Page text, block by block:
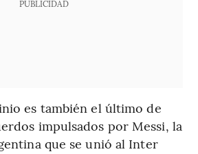
PUBLICIDAD
es también el último de
impulsados por Messi, la
que se unió al Inter